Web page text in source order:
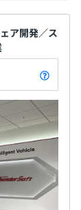
ア開発／ス